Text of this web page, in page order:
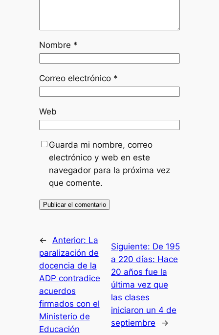
Nombre *
Correo electrónico *
Web
Guarda mi nombre, correo
electrónico y web en este
navegador para la próxima vez
que comente.
← Anterior: La
paralización de
docencia de la
ADP contradice
acuerdos
firmados con el
Ministerio de
Educación
Siguiente: De 195
a 220 días: Hace
20 años fue la
última vez que
las clases
iniciaron un 4 de
septiembre
→